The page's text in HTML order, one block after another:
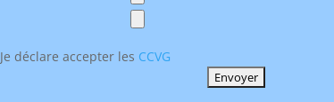
Je déclare accepter les CCVG